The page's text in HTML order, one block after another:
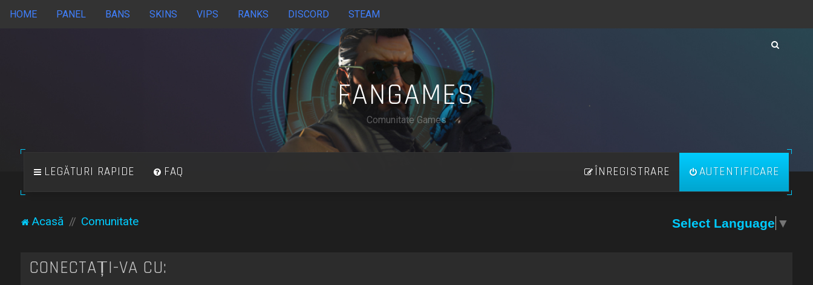
HOME PANEL BANS SKINS VIPS RANKS DISCORD STEAM
FANGAMES
Comunitate Games
LEGĂTURI RAPIDE FAQ AUTENTIFICARE
ÎNREGISTRARE
Acasă Comunitate Select Language ▼
CONECTAȚI-VĂ CU: